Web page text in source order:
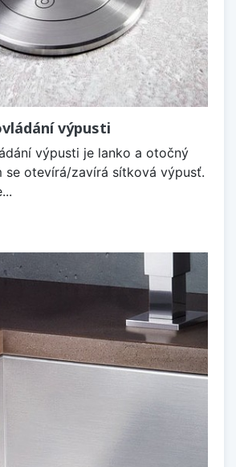
výpusti
výpusti je lanko a otočný
se otevírá/zavírá sítková výpusť.